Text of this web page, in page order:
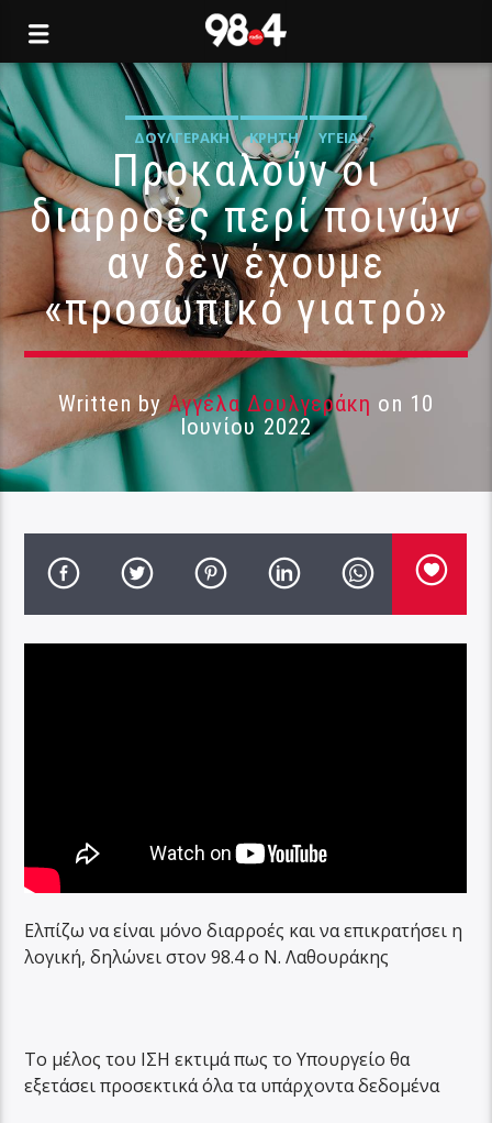
ΔΟΥΛΓΕΡΆΚΗ ΚΡΉΤΗ ΥΓΕΊΑ
Προκαλούν οι
διαρροές περί ποινών
αν δεν έχουμε
«προσωπικό γιατρό»
Written byΑγγέλα Δουλγεράκη on 10
Ιουνίου 2022
Ελπίζω να είναι μόνο διαρροές και να επικρατήσει η
λογική, δηλώνει στον 98.4 ο Ν. Λαθουράκης
Το μέλος του ΙΣΗ εκτιμά πως το Υπουργείο θα
εξετάσει προσεκτικά όλα τα υπάρχοντα δεδομένα